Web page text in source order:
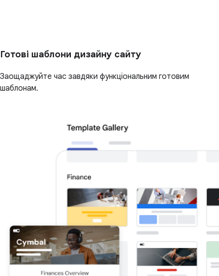
Готові шаблони дизайну сайту
Заощаджуйте час завдяки функціональним готовим
шаблонам.